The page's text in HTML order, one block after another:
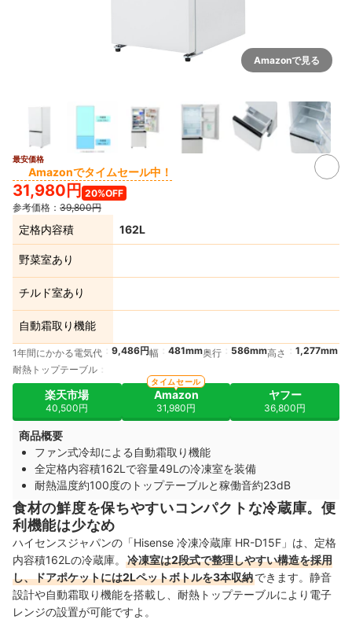
Amazonで見る
最安価格
Amazonでタイムセール中！
31,980円 20%OFF
参考価格： 39,800円
定格内容積 162L
野菜室あり
チルド室あり
自動霜取り機能
1年間にかかる電気代 9,486円幅 481mm奥行 586mm高さ
1,277mm
耐熱トップテーブル
楽天市場
40,500円
Amazon
31,980円
タイムセール
ヤフー
36,800円
商品概要
ファン式冷却による自動霜取り機能
全定格内容積162Lで容量49Lの冷凍室を装備
耐熱温度約100度のトップテーブルと稼働音約23dB
食材の鮮度を保ちやすいコンパクトな冷蔵庫。便
利機能は少なめ
ハイセンスジャパンの「Hisense 冷凍冷蔵庫 HR-D15F」は、定格
内容積162Lの冷蔵庫。
冷凍室は2段式で整理しやすい構造を採用
し、ドアポケットには2Lペットボトルを3本収納できます。静音
設計や自動霜取り機能を搭載し、耐熱トップテーブルにより電子
レンジの設置が可能ですよ。